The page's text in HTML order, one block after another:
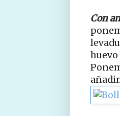
Con
huevo